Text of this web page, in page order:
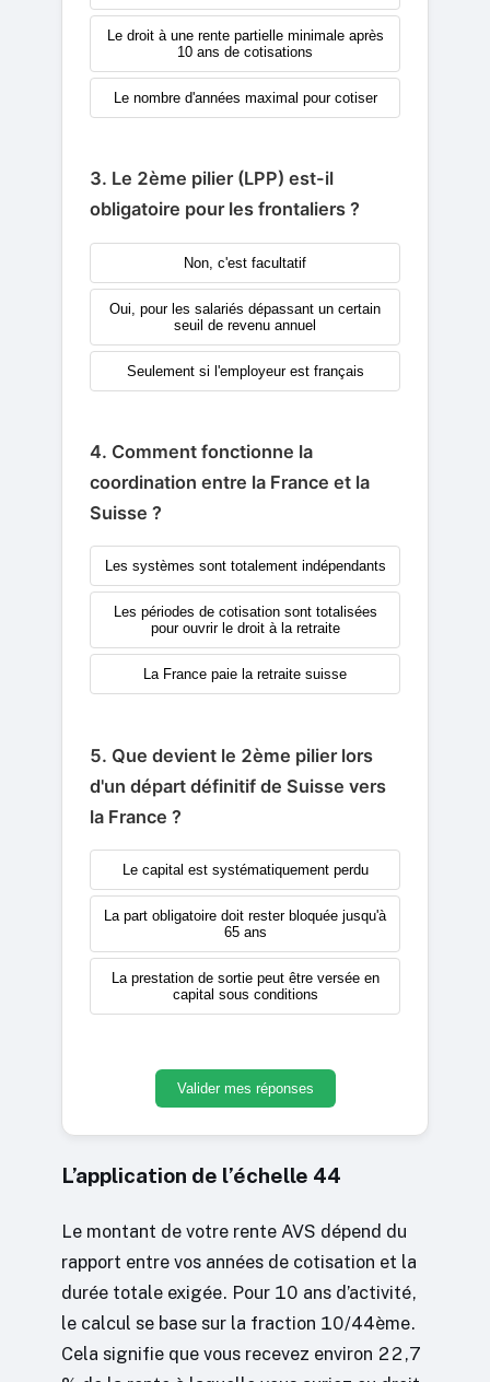
Le droit à une rente partielle minimale après
10 ans de cotisations
Le nombre d'années maximal pour cotiser
3. Le 2ème pilier (LPP) est-il
obligatoire pour les frontaliers ?
Non, c'est facultatif
Oui, pour les salariés dépassant un certain
seuil de revenu annuel
Seulement si l'employeur est français
4. Comment fonctionne la
coordination entre la France et la
Suisse ?
Les systèmes sont totalement indépendants
Les périodes de cotisation sont totalisées
pour ouvrir le droit à la retraite
La France paie la retraite suisse
5. Que devient le 2ème pilier lors
d'un départ définitif de Suisse vers
la France ?
Le capital est systématiquement perdu
La part obligatoire doit rester bloquée jusqu'à
65 ans
La prestation de sortie peut être versée en
capital sous conditions
Valider mes réponses
L’application de l’échelle 44
Le montant de votre rente AVS dépend du
rapport entre vos années de cotisation et la
durée totale exigée. Pour 10 ans d’activité,
le calcul se base sur la fraction 10/44ème.
Cela signifie que vous recevez environ 22,7